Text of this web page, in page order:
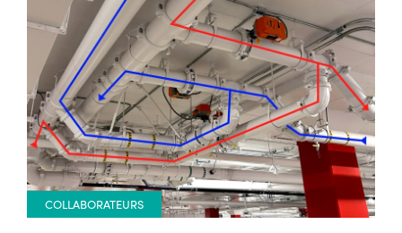
COLLABORATEURS